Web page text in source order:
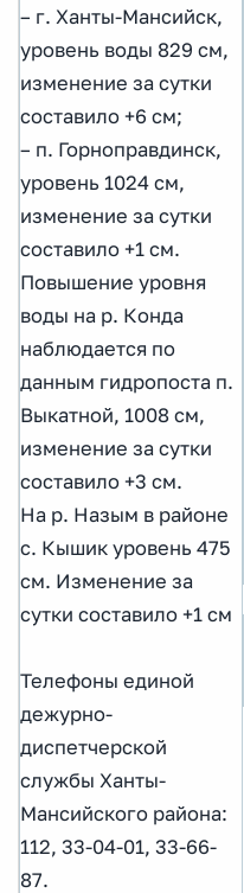
– г. Ханты-Мансийск,
уровень воды 829 см,
изменение за сутки
составило +6 см;
– п. Горноправдинск,
уровень 1024 см,
изменение за сутки
составило +1 см.
Повышение уровня
воды на р. Конда
наблюдается по
данным гидропоста п.
Выкатной, 1008 см,
изменение за сутки
составило +3 см.
На р. Назым в районе
с. Кышик уровень 475
см. Изменение за
сутки составило +1 см
Телефоны единой
дежурно-
диспетчерской
службы Ханты-
Мансийского района:
112, 33-04-01, 33-66-
87.